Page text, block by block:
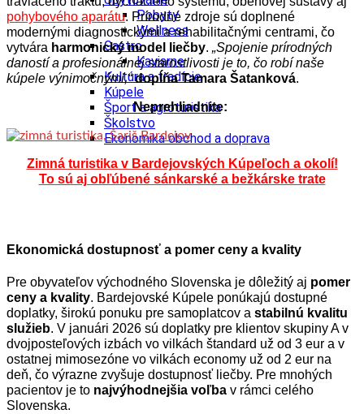
Pobyty
Wellness
Gastro
Kaviarne
Kultúra a tradície
Kúpele
Šport a agroturistika
Školstvo
Ekonomika obchod a doprava
pohybového aparátu. Prírodné zdroje sú doplnené
modernými diagnostickými a rehabilitačnými centrami, čo
vytvára harmonický model liečby. „Spojenie prírodných
daností a profesionálnej starostlivosti je to, čo robí naše
kúpele výnimočnými,“ dopĺňa Tamara Šatanková.
Neprehliadnite:
Zimná turistika v Bardejovských Kúpeľoch a okolí!
To sú aj obľúbené sánkarské a bežkárske trate
Ekonomická dostupnosť a pomer ceny a kvality
Pre obyvateľov východného Slovenska je dôležitý aj pomer
ceny a kvality. Bardejovské Kúpele ponúkajú dostupné
doplatky, širokú ponuku pre samoplatcov a stabilnú kvalitu
služieb. V januári 2026 sú doplatky pre klientov skupiny A v
dvojposteľových izbách vo vilkách štandard už od 3 eur a v
ostatnej mimosezóne vo vilkách economy už od 2 eur na
deň, čo výrazne zvyšuje dostupnosť liečby. Pre mnohých
pacientov je to najvýhodnejšia voľba v rámci celého
Slovenska.